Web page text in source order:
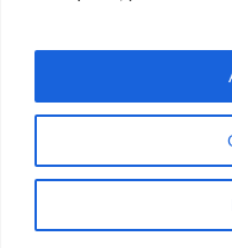
Dónde encontrarnos